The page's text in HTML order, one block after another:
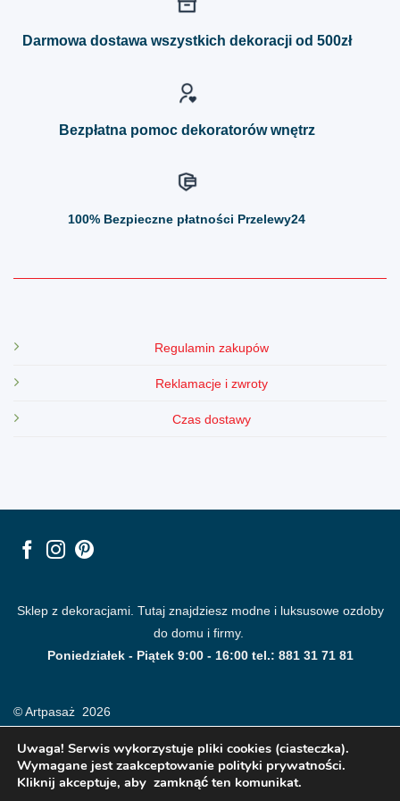
można
Darmowa dostawa wszystkich dekoracji od 500zł
Bezpłatna pomoc dekoratorów wnętrz
100% Bezpieczne płatności Przelewy24
Regulamin zakupów
Reklamacje i zwroty
Czas dostawy
Sklep z dekoracjami. Tutaj znajdziesz modne i luksusowe ozdoby
do domu i firmy.
Poniedziałek - Piątek 9:00 - 16:00 tel.: 881 31 71 81
© Artpasaż 2026
Uwaga! Serwis wykorzystuje pliki cookies (ciasteczka).
Wymagane jest zaakceptowanie polityki prywatności.
Kliknij akceptuje, aby zamknąć ten komunikat.